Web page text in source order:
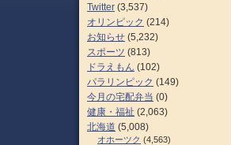
Twitter (3,537)
オリンピック (214)
お知らせ (5,232)
スポーツ (813)
ドラえもん (102)
パラリンピック (149)
今月の宅配弁当 (0)
健康・福祉 (2,063)
北海道 (5,008)
オホーツク (4,563)